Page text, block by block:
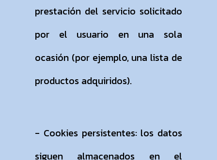
prestación del servicio solicitado
por el usuario en una sola
ocasión (por ejemplo, una lista de
productos adquiridos).
- Cookies persistentes: los datos
siguen almacenados en el